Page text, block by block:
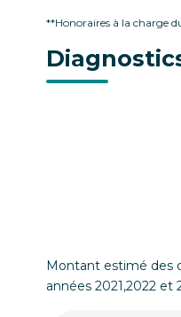
**Honoraires à la charge
Montant estimé des
années 2021,2022